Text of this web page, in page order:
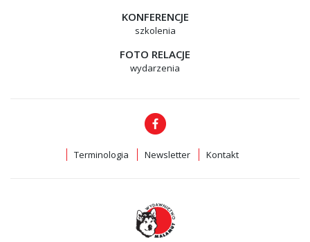
KONFERENCJE
szkolenia
FOTO RELACJE
wydarzenia
Terminologia Newsletter Kontakt